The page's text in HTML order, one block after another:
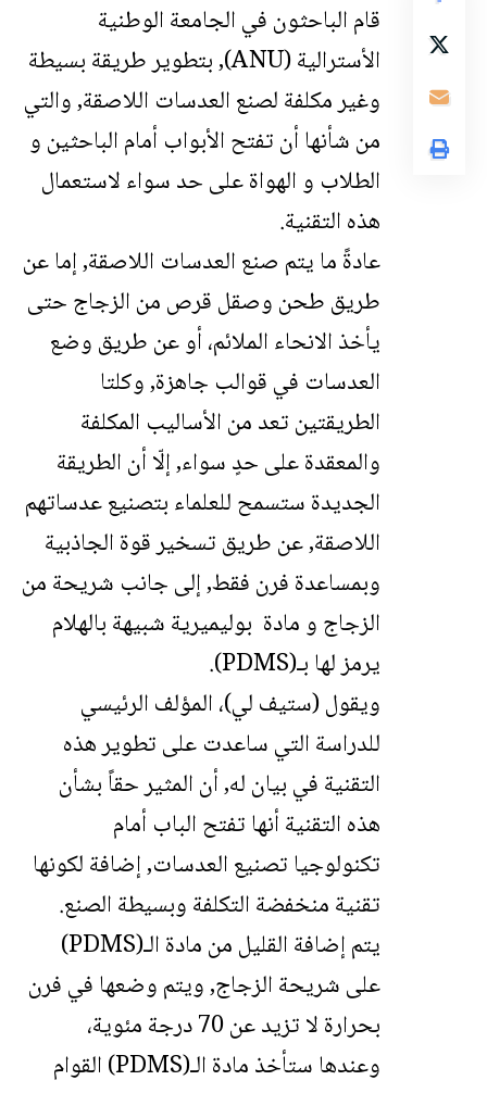
قام الباحثون في الجامعة الوطنية
الأسترالية (ANU), بتطوير طريقة بسيطة
وغير مكلفة لصنع العدسات اللاصقة, والتي
من شأنها أن تفتح الأبواب أمام الباحثين و
الطلاب و الهواة على حد سواء لاستعمال
هذه التقنية.
عادةً ما يتم صنع العدسات اللاصقة, إما عن
طريق طحن وصقل قرص من الزجاج حتى
يأخذ الانحاء الملائم، أو عن طريق وضع
العدسات في قوالب جاهزة, وكلتا
الطريقتين تعد من الأساليب المكلفة
والمعقدة على حدٍ سواء, إلّا أن الطريقة
الجديدة ستسمح للعلماء بتصنيع عدساتهم
اللاصقة, عن طريق تسخير قوة الجاذبية
وبمساعدة فرن فقط, إلى جانب شريحة من
الزجاج و مادة بوليميرية شبيهة بالهلام
يرمز لها بـ(PDMS).
ويقول (ستيف لي)، المؤلف الرئيسي
للدراسة التي ساعدت على تطوير هذه
التقنية في بيان له, أن المثير حقاً بشأن
هذه التقنية أنها تفتح الباب أمام
تكنولوجيا تصنيع العدسات, إضافة لكونها
تقنية منخفضة التكلفة وبسيطة الصنع.
يتم إضافة القليل من مادة الـ(PDMS)
على شريحة الزجاج, ويتم وضعها في فرن
بحرارة لا تزيد عن 70 درجة مئوية،
وعندها ستأخذ مادة الـ(PDMS) القوام